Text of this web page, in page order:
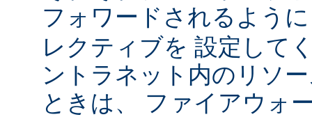
フォワードされるよう
レクティブを 設定して
ントラネット内のリソ
ときは、 ファイアウォ